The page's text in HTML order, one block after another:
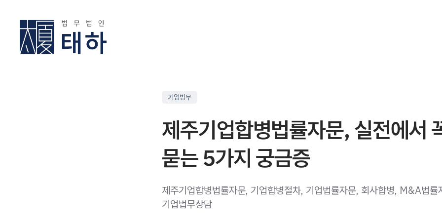
기업법무
제주기업합병법률자문, 실전에서
묻는 5가지 궁금증
제주기업합병법률자문, 기업합병절차, 기업법률자문, 회사합병, M&A법률
기업법무상담